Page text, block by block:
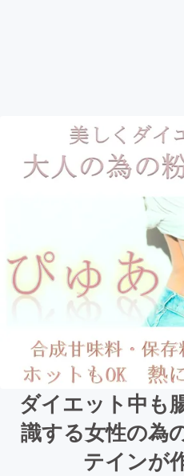
ダイエット中も
識する女性の為
テインが